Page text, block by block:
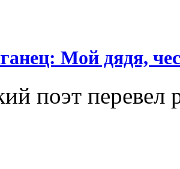
Мой дядя,
поэт перевел